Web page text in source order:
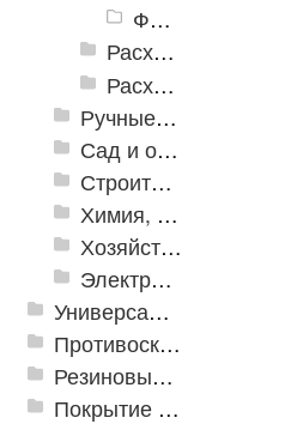
Фрезы по дереву
Расходные инструменты по кафелю и стеклу
Расходные инструменты по металлу
Ручные инструменты
Сад и огород
Строительная Химия и принадлежности
Химия, крепеж, СИЗ
Хозяйственные принадлежности
Электрика и свет
Универсальные модульные покрытия
Противоскользящая защита для лестниц, профили, ленты
Резиновые и ПВХ дорожки
Покрытие из резиновой крошки